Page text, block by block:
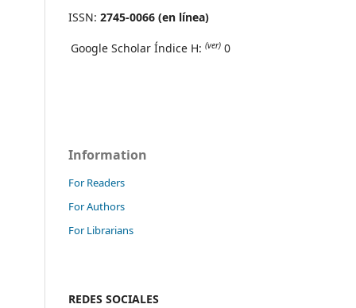
ISSN: 2745-0066 (en línea)
Google Scholar Índice H: (ver) 0
Information
For Readers
For Authors
For Librarians
REDES SOCIALES